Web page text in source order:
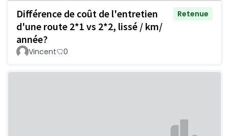
Différence de coût de l'entretien
d'une route 2*1 vs 2*2, lissé / km/
année?
Retenue
Vincent 0